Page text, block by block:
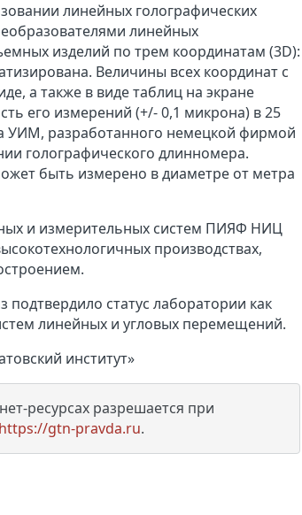
линейных голографических
линейных
изделий по трем координатам (3D):
Величины всех координат с
а также в виде таблиц на экране
его измерений (+/- 0,1 микрона) в 25
УИМ, разработанного немецкой фирмой
голографического длинномера.
быть измерено в диаметре от метра
и измерительных систем ПИЯФ НИЦ
производствах,
статус лаборатории как
линейных и угловых перемещений.
институт»
ресурсах разрешается при
https://gtn-pravda.ru.